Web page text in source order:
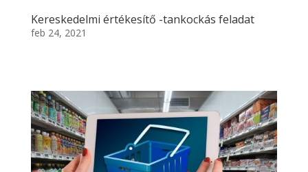
Kereskedelmi értékesítő -tankockás feladat
feb 24, 2021